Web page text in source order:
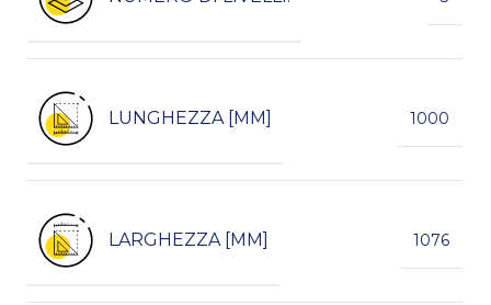
LUNGHEZZA [MM] 1000
LARGHEZZA [MM] 1076